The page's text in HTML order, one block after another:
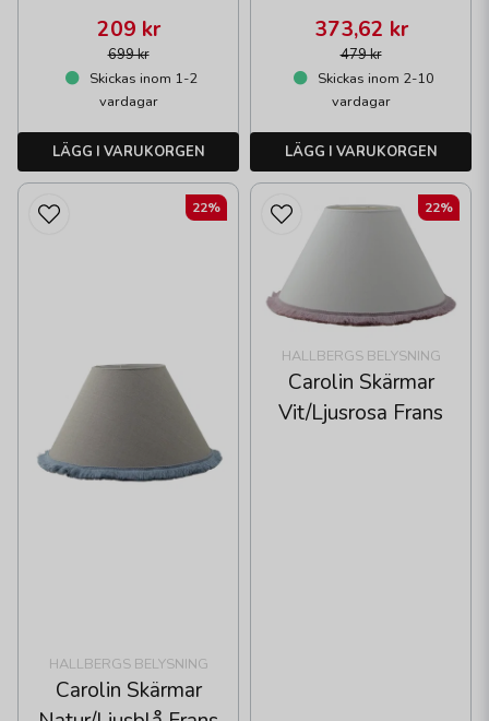
699 kr
209 kr
Skickas inom 1-2
vardagar
LÄGG I VARUKORGEN
479 kr
373,62 kr
Skickas inom 2-10
vardagar
LÄGG I VARUKORGEN
HALLBERGS BELYSNING
Carolin Skärmar
22%
HALLBERGS BELYSNING
Carolin Skärmar
Vit/Ljusrosa Frans
22%